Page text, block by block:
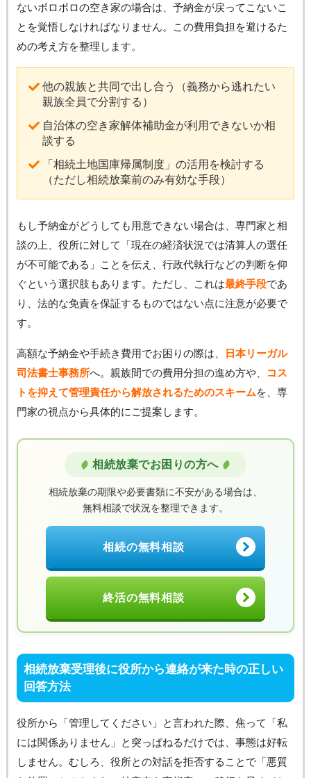
ないボロボロの空き家の場合は、予納金が戻ってこないこ
とを覚悟しなければなりません。この費用負担を避けるた
めの考え方を整理します。
他の親族と共同で出し合う（義務から逃れたい
親族全員で分割する）
自治体の空き家解体補助金が利用できないか相
談する
「相続土地国庫帰属制度」の活用を検討する
（ただし相続放棄前のみ有効な手段）
もし予納金がどうしても用意できない場合は、専門家と相
談の上、役所に対して「現在の経済状況では清算人の選任
が不可能である」ことを伝え、行政代執行などの判断を仰
ぐという選択肢もあります。ただし、これは最終手段であ
り、法的な免責を保証するものではない点に注意が必要で
す。
高額な予納金や手続き費用でお困りの際は、
日本リーガル
司法書士事務所へ。親族間での費用分担の進め方や、
コス
トを抑えて管理責任から解放されるためのスキームを、専
門家の視点から具体的にご提案します。
相続放棄でお困りの方へ
相続放棄の期限や必要書類に不安がある場合は、
無料相談で状況を整理できます。
相続の無料相談
終活の無料相談
相続放棄受理後に役所から連絡が来た時の正しい
回答方法
役所から「管理してください」と言われた際、焦って「私
には関係ありません」と突っぱねるだけでは、事態は好転
しません。むしろ、役所との対話を拒否することで「悪質